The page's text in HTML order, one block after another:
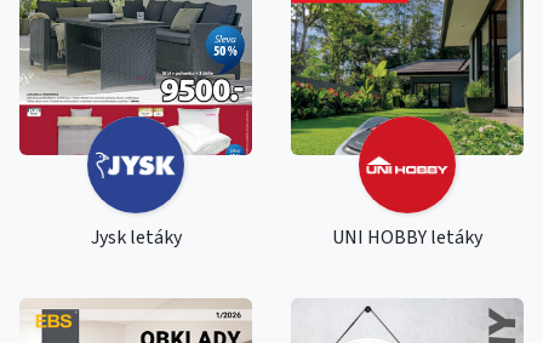
Jysk letáky UNI HOBBY letáky